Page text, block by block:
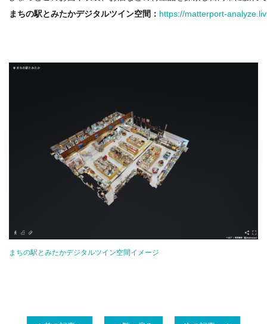
まちの駅とみたかデジタルツイン空間： https://matterport-
まちの駅とみたかデジタルツイン空間イメージ